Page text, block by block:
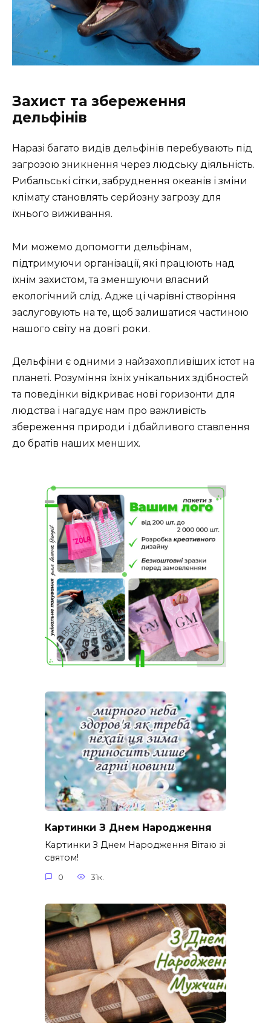
Захист та збереження
дельфінів
Наразі багато видів дельфінів перебувають під
загрозою зникнення через людську діяльність.
Рибальські сітки, забруднення океанів і зміни
клімату становлять серйозну загрозу для
їхнього виживання.
Ми можемо допомогти дельфінам,
підтримуючи організації, які працюють над
їхнім захистом, та зменшуючи власний
екологічний слід. Адже ці чарівні створіння
заслуговують на те, щоб залишатися частиною
нашого світу на довгі роки.
Дельфіни є одними з найзахопливіших істот на
планеті. Розуміння їхніх унікальних здібностей
та поведінки відкриває нові горизонти для
людства і нагадує нам про важливість
збереження природи і дбайливого ставлення
до братів наших менших.
Картинки З Днем Народження
Картинки З Днем Народження Вітаю зі
святом!
0 31к.